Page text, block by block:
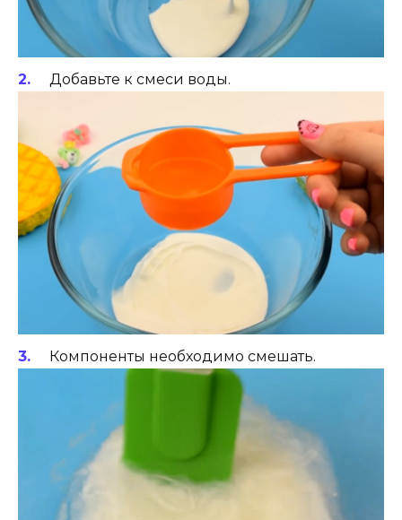
Добавьте к смеси воды.
Компоненты необходимо смешать.